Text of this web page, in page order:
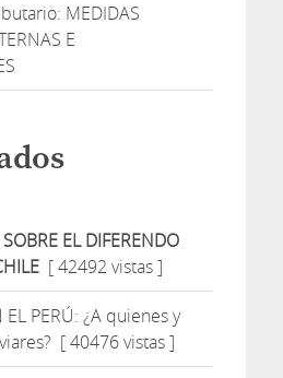
MEDIDAS
E
EL DIFERENDO
[ 42492 vistas ]
EL PERÚ: ¿A quienes y
[ 40476 vistas ]